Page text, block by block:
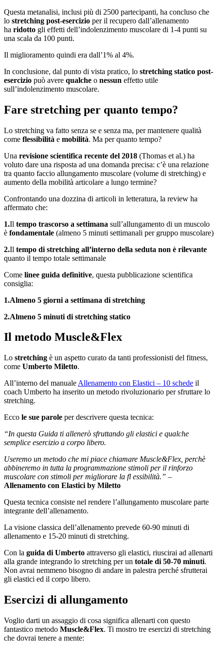
Questa metanalisi, inclusi più di 2500 partecipanti, ha concluso che
lo stretching post-esercizio per il recupero dall’allenamento
ha ridotto gli effetti dell’indolenzimento muscolare di 1-4 punti su
una scala da 100 punti.
Il miglioramento quindi era dall’1% al 4%.
In conclusione, dal punto di vista pratico, lo stretching statico post-
esercizio può avere qualche o nessun effetto utile
sull’indolenzimento muscolare.
Fare stretching per quanto tempo?
Lo stretching va fatto senza se e senza ma, per mantenere qualità
come flessibilità e mobilità. Ma per quanto tempo?
Una revisione scientifica recente del 2018 (Thomas et al.) ha
voluto dare una risposta ad una domanda precisa: c’è una relazione
tra quanto faccio allungamento muscolare (volume di stretching) e
aumento della mobilità articolare a lungo termine?
Confrontando una dozzina di articoli in letteratura, la review ha
affermato che:
1.Il tempo trascorso a settimana sull’allungamento di un muscolo
è fondamentale (almeno 5 minuti settimanali per gruppo muscolare)
2.Il tempo di stretching all’interno della seduta non è rilevante
quanto il tempo totale settimanale
Come linee guida definitive, questa pubblicazione scientifica
consiglia:
1.Almeno 5 giorni a settimana di stretching
2.Almeno 5 minuti di stretching statico
Il metodo Muscle&Flex
Lo stretching è un aspetto curato da tanti professionisti del fitness,
come Umberto Miletto.
All’interno del manuale Allenamento con Elastici – 10 schede il
coach Umberto ha inserito un metodo rivoluzionario per sfruttare lo
stretching.
Ecco le sue parole per descrivere questa tecnica:
“In questa Guida ti allenerò sfruttando gli elastici e qualche
semplice esercizio a corpo libero.
Useremo un metodo che mi piace chiamare Muscle&Flex, perchè
abbineremo in tutta la programmazione stimoli per il rinforzo
muscolare con stimoli per migliorare la fl essibilità.” –
Allenamento con Elastici by Miletto
Questa tecnica consiste nel rendere l’allungamento muscolare parte
integrante dell’allenamento.
La visione classica dell’allenamento prevede 60-90 minuti di
allenamento e 15-20 minuti di stretching.
Con la guida di Umberto attraverso gli elastici, riuscirai ad allenarti
alla grande integrando lo stretching per un totale di 50-70 minuti.
Non avrai nemmeno bisogno di andare in palestra perché sfrutterai
gli elastici ed il corpo libero.
Esercizi di allungamento
Voglio darti un assaggio di cosa significa allenarti con questo
fantastico metodo Muscle&Flex. Ti mostro tre esercizi di stretching
che dovrai tenere a mente: